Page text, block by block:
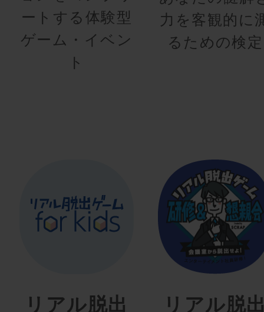
ートする体験型
ゲーム・イベン
ト
力を客観的に
るための検定
リアル脱出 リアル脱